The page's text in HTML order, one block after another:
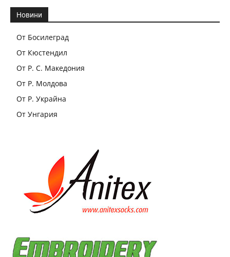
Новини
От Босилеград
От Кюстендил
От Р. С. Македония
От Р. Молдова
От Р. Украйна
От Унгария